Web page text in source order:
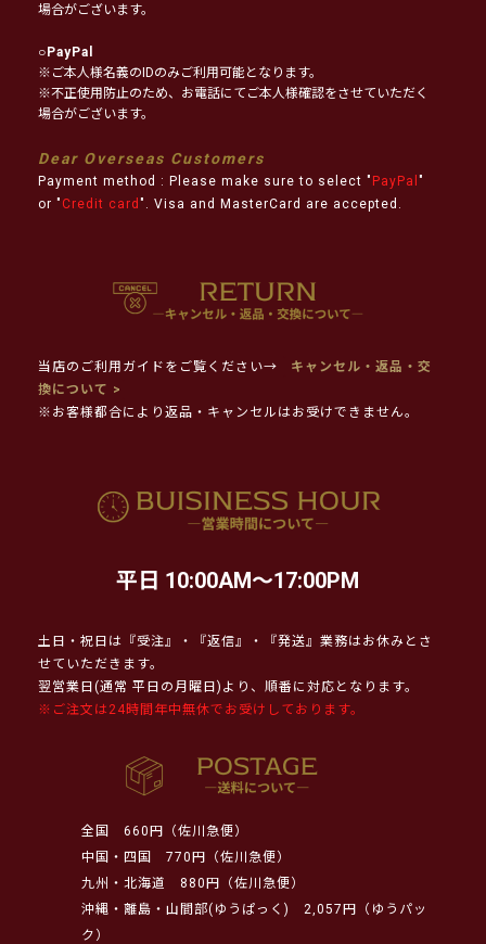
場合がございます。
○PayPal
※ご本人様名義のIDのみご利用可能となります。
※不正使用防止のため、お電話にてご本人様確認をさせていただく
場合がございます。
Dear Overseas Customers
Payment method : Please make sure to select " PayPal "
or " Credit card ". Visa and MasterCard are accepted.
当店のご利用ガイドをご覧ください→
キャンセル・返品・交
換について >
※お客様都合により返品・キャンセルはお受けできません。
平日 10:00AM～17:00PM
土日・祝日は『受注』・『返信』・『発送』業務はお休みとさ
せていただきます。
翌営業日(通常 平日の月曜日)より、順番に対応となります。
※ご注文は24時間年中無休でお受けしております。
全国
660円（佐川急便）
中国・四国
770円（佐川急便）
九州・北海道
880円（佐川急便）
沖縄・離島・山間部(ゆうぱっく)
2,057円（ゆうパッ
ク）